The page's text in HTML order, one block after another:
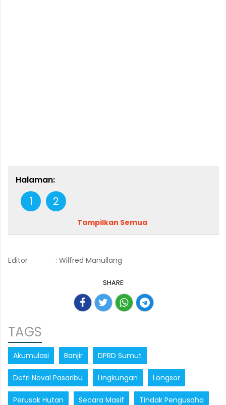
Halaman:
1 2
Tampilkan Semua
Editor : Wilfred Manullang
SHARE:
TAGS
Akumulasi Banjir DPRD Sumut
Defri Noval Pasaribu Lingkungan Longsor
Perusak Hutan Secara Masif Tindak Pengusaha